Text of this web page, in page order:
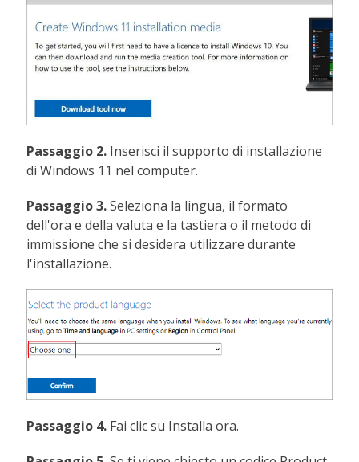
Passaggio 2. Inserisci il supporto di installazione
di Windows 11 nel computer.
Passaggio 3.Seleziona la lingua, il formato
dell'ora e della valuta e la tastiera o il metodo di
immissione che si desidera utilizzare durante
l'installazione.
Passaggio 4. Fai clic su Installa ora.